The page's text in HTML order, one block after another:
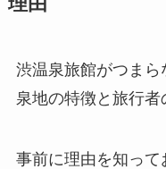
渋温泉旅館がつま
泉地の特徴と旅行者
事前に理由を知っ